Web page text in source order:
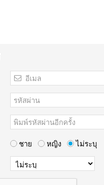
ชาย หญิง ไม่ระบุ